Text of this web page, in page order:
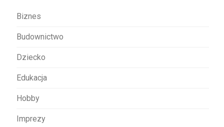
Biznes
Budownictwo
Dziecko
Edukacja
Hobby
Imprezy